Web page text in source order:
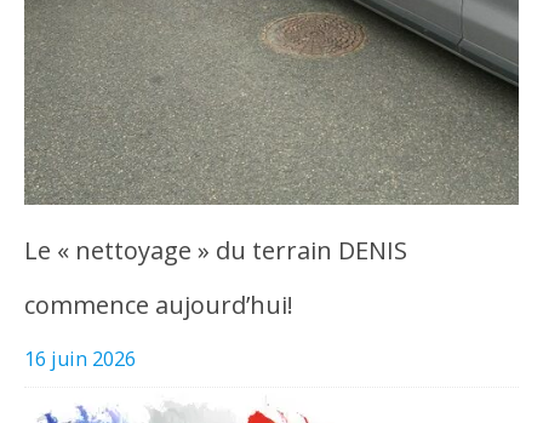
Le « nettoyage » du terrain DENIS
commence aujourd’hui!
16 juin 2026